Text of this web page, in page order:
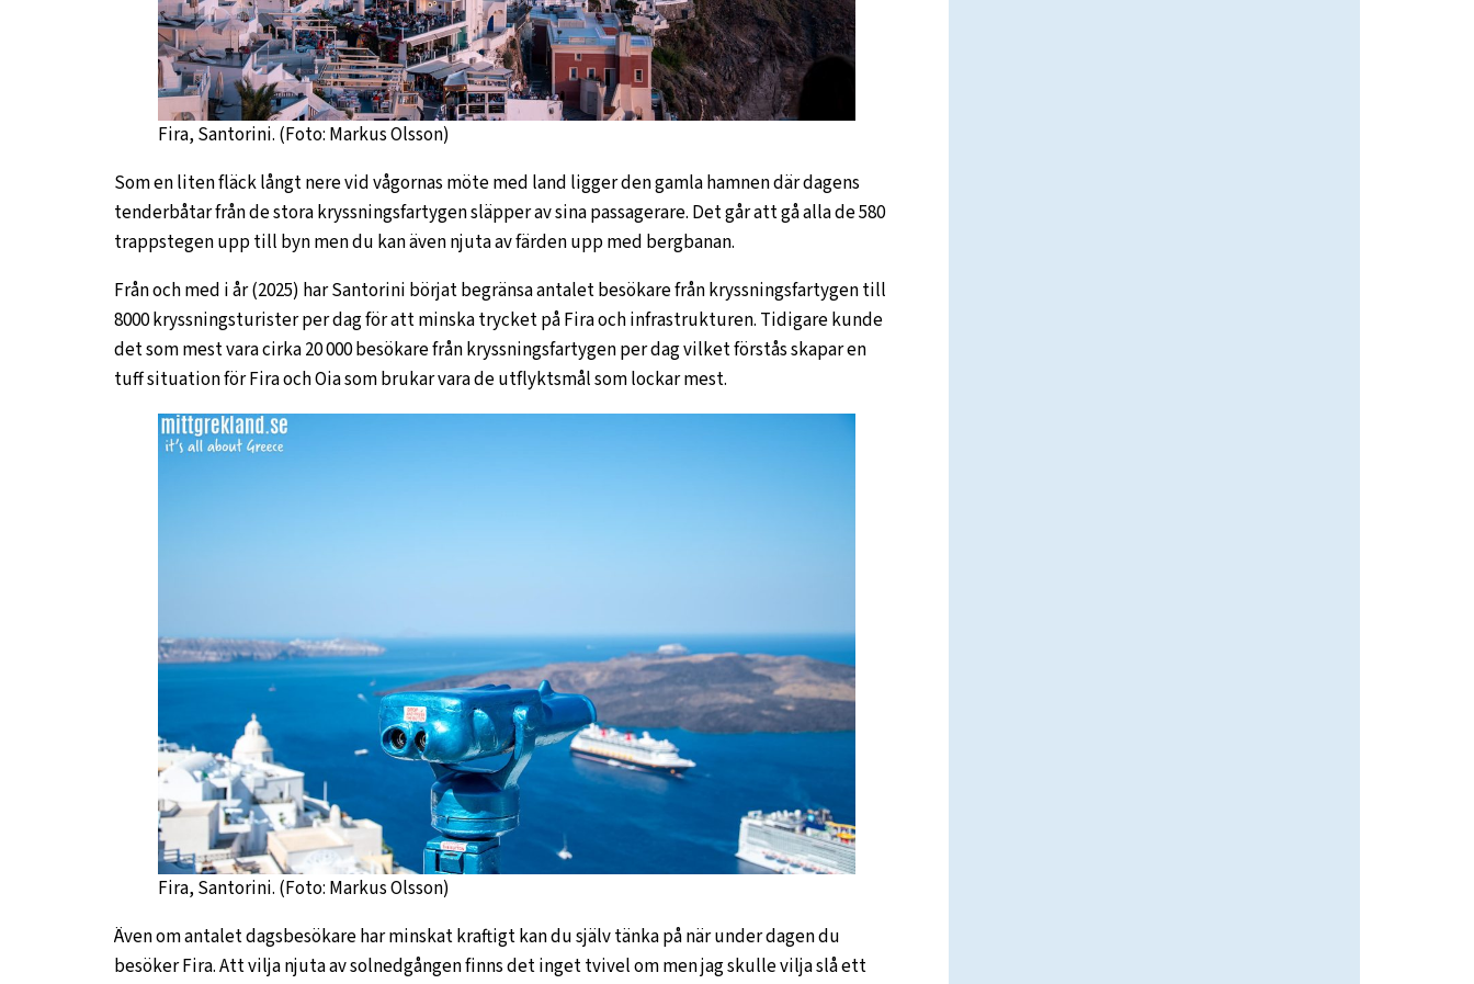
Fira, Santorini. (Foto: Markus Olsson)
Som en liten fläck långt nere vid vågornas möte med land ligger den gamla hamnen där dagens
tenderbåtar från de stora kryssningsfartygen släpper av sina passagerare. Det går att gå alla de 580
trappstegen upp till byn men du kan även njuta av färden upp med bergbanan.
Från och med i år (2025) har Santorini börjat begränsa antalet besökare från kryssningsfartygen till
8000 kryssningsturister per dag för att minska trycket på Fira och infrastrukturen. Tidigare kunde
det som mest vara cirka 20 000 besökare från kryssningsfartygen per dag vilket förstås skapar en
tuff situation för Fira och Oia som brukar vara de utflyktsmål som lockar mest.
Fira, Santorini. (Foto: Markus Olsson)
Även om antalet dagsbesökare har minskat kraftigt kan du själv tänka på när under dagen du
besöker Fira. Att vilja njuta av solnedgången finns det inget tvivel om men jag skulle vilja slå ett